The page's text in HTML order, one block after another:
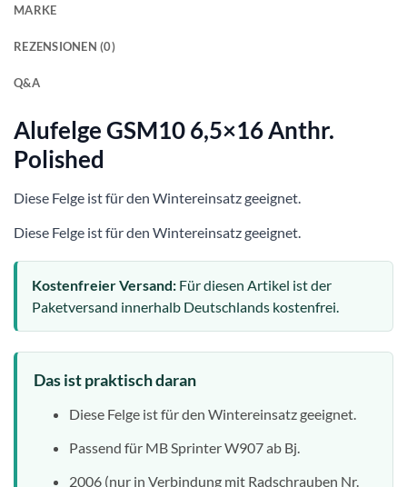
MARKE
REZENSIONEN (0)
Q&A
Alufelge GSM10 6,5×16 Anthr.
Polished
Diese Felge ist für den Wintereinsatz geeignet.
Diese Felge ist für den Wintereinsatz geeignet.
Kostenfreier Versand: Für diesen Artikel ist der
Paketversand innerhalb Deutschlands kostenfrei.
Das ist praktisch daran
Diese Felge ist für den Wintereinsatz geeignet.
Passend für MB Sprinter W907 ab Bj.
2006 (nur in Verbindung mit Radschrauben Nr.